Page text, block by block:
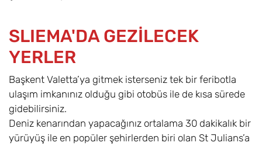
SLIEMA'DA GEZİLECEK
YERLER
Başkent Valetta’ya gitmek isterseniz tek bir feribotla
ulaşım imkanınız olduğu gibi otobüs ile de kısa sürede
gidebilirsiniz.
Deniz kenarından yapacağınız ortalama 30 dakikalık bir
yürüyüş ile en popüler şehirlerden biri olan St Julians’a